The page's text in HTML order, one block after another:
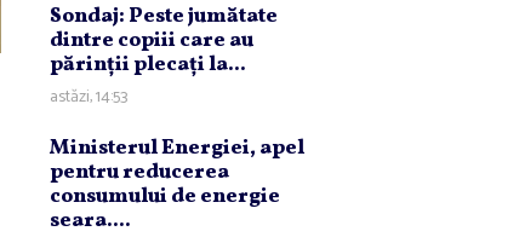
Sondaj: Peste jumătate
dintre copiii care au
părinţii plecaţi la...
astăzi, 14:53
Ministerul Energiei, apel
pentru reducerea
consumului de energie
seara....